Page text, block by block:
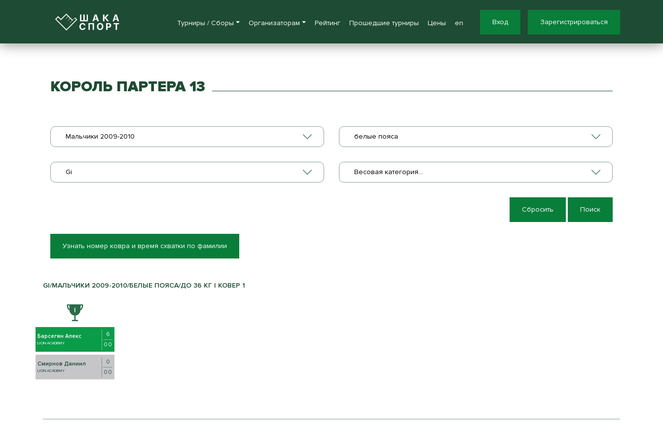
Турниры / Сборы Организаторам Рейтинг Прошедшие турниры Цены en Вход Зарегистрироваться
КОРОЛЬ ПАРТЕРА 13
Мальчики 2009-2010 белые пояса
Gi Весовая категория...
Сбросить Поиск
Узнать номер ковра и время схватки по фамилии
GI/МАЛЬЧИКИ 2009-2010/БЕЛЫЕ ПОЯСА/ДО 36 КГ | КОВЕР 1
Барсегян Алекс
LION ACADEMY
6
0 0
Смирнов Даниил
LION ACADEMY
0
0 0